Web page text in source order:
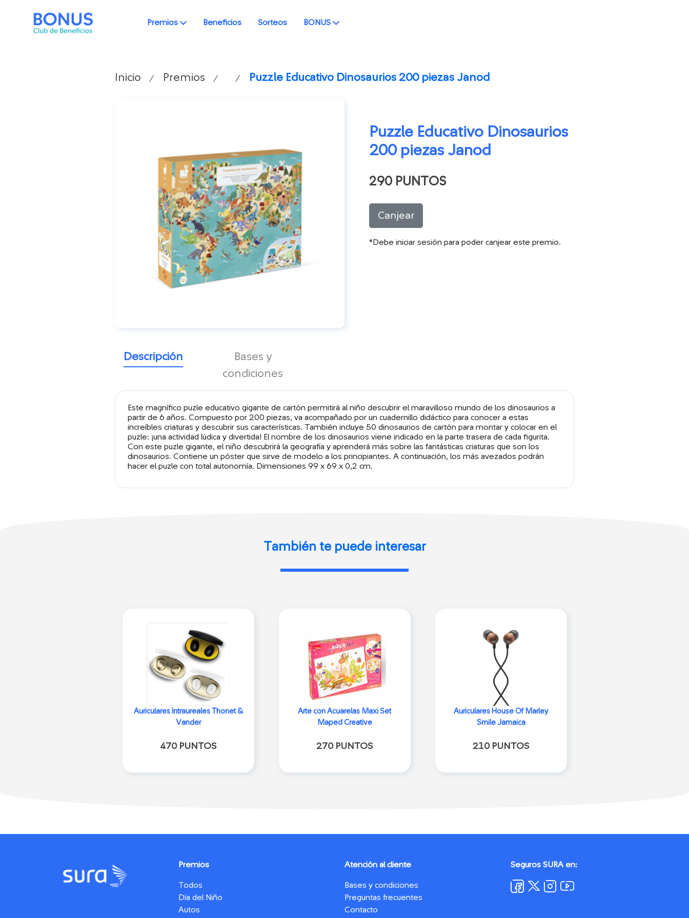
Premios Beneficios Sorteos BONUS
Inicio / Premios / / Puzzle Educativo Dinosaurios 200 piezas Janod
Puzzle Educativo Dinosaurios
200 piezas Janod
290 PUNTOS
Canjear
*Debe iniciar sesión para poder canjear este premio.
Descripción
Bases y
condiciones
Este magnífico puzle educativo gigante de cartón permitirá al niño descubrir el maravilloso mundo de los dinosaurios a
partir de 6 años. Compuesto por 200 piezas, va acompañado por un cuadernillo didáctico para conocer a estas
increíbles criaturas y descubrir sus características. También incluye 50 dinosaurios de cartón para montar y colocar en el
puzle: ¡una actividad lúdica y divertida! El nombre de los dinosaurios viene indicado en la parte trasera de cada figurita.
Con este puzle gigante, el niño descubrirá la geografía y aprenderá más sobre las fantásticas criaturas que son los
dinosaurios. Contiene un póster que sirve de modelo a los principiantes. A continuación, los más avezados podrán
hacer el puzle con total autonomía. Dimensiones 99 x 69 x 0,2 cm.
También te puede interesar
Auriculares Intraureales Thonet &
Vander
470 PUNTOS
Arte con Acuarelas Maxi Set
Maped Creative
270 PUNTOS
Auriculares House Of Marley
Smile Jamaica
210 PUNTOS
Premios
Todos
Día del Niño
Autos
Atención al cliente
Bases y condiciones
Preguntas frecuentes
Contacto
Seguros SURA en: